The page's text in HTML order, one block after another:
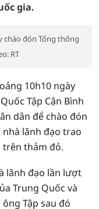
gia.
chào đón Tổng thống
RT
10h10 ngày
Tập Cận Bình
dân để chào đón
lãnh đạo trao
thảm đỏ.
lãnh đạo lần lượt
Trung Quốc và
Tập sau đó